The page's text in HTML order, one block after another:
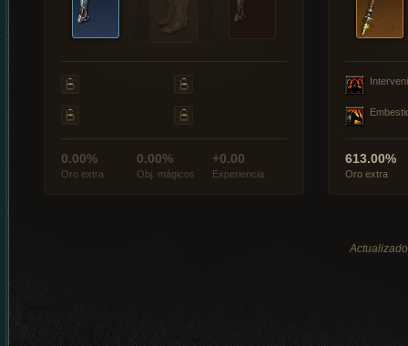
0.00%
Oro extra
0.00%
Obj. mágicos
+0.00
Experiencia
613.00%
Oro extra